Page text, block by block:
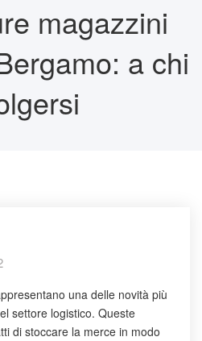
magazzini
a chi
una delle novità più
settore logistico. Queste
di stoccare la merce in modo